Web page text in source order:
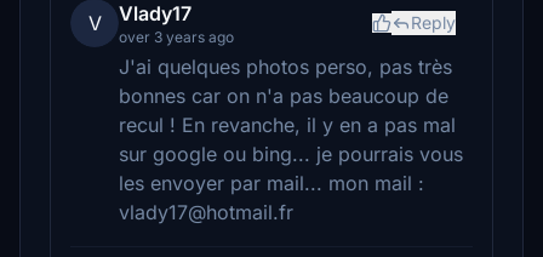
V Vlady17
over 3 years ago
Reply
J'ai quelques photos perso, pas très
bonnes car on n'a pas beaucoup de
recul ! En revanche, il y en a pas mal
sur google ou bing... je pourrais vous
les envoyer par mail... mon mail :
vlady17@hotmail.fr